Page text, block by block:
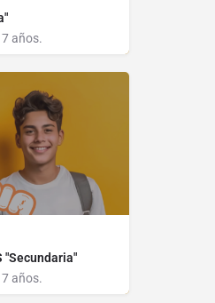
años.
"Secundaria"
años.